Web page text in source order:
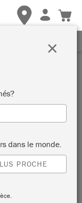
ici
sur votre
retours
dans le monde.
PROCHE
×